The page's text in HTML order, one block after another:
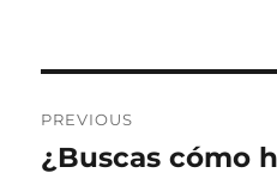
navigation
PREVIOUS
Previous
¿Buscas cómo